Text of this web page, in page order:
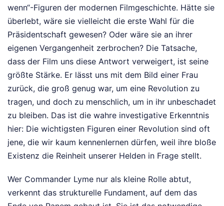
wenn“-Figuren der modernen Filmgeschichte. Hätte sie
überlebt, wäre sie vielleicht die erste Wahl für die
Präsidentschaft gewesen? Oder wäre sie an ihrer
eigenen Vergangenheit zerbrochen? Die Tatsache,
dass der Film uns diese Antwort verweigert, ist seine
größte Stärke. Er lässt uns mit dem Bild einer Frau
zurück, die groß genug war, um eine Revolution zu
tragen, und doch zu menschlich, um in ihr unbeschadet
zu bleiben. Das ist die wahre investigative Erkenntnis
hier: Die wichtigsten Figuren einer Revolution sind oft
jene, die wir kaum kennenlernen dürfen, weil ihre bloße
Existenz die Reinheit unserer Helden in Frage stellt.
Wer Commander Lyme nur als kleine Rolle abtut,
verkennt das strukturelle Fundament, auf dem das